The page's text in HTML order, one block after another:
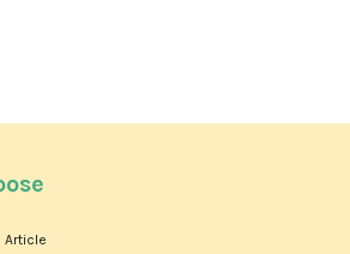
Article